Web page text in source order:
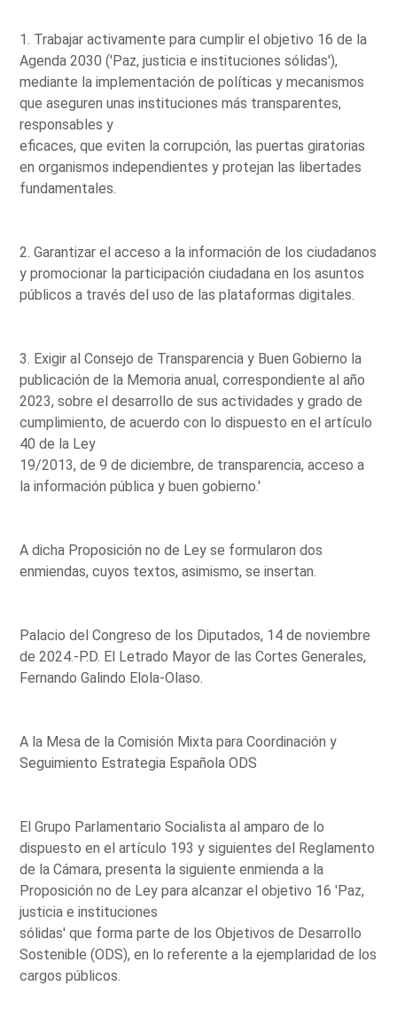
1. Trabajar activamente para cumplir el objetivo 16 de la
Agenda 2030 ('Paz, justicia e instituciones sólidas'),
mediante la implementación de políticas y mecanismos
que aseguren unas instituciones más transparentes,
responsables y
eficaces, que eviten la corrupción, las puertas giratorias
en organismos independientes y protejan las libertades
fundamentales.
2. Garantizar el acceso a la información de los ciudadanos
y promocionar la participación ciudadana en los asuntos
públicos a través del uso de las plataformas digitales.
3. Exigir al Consejo de Transparencia y Buen Gobierno la
publicación de la Memoria anual, correspondiente al año
2023, sobre el desarrollo de sus actividades y grado de
cumplimiento, de acuerdo con lo dispuesto en el artículo
40 de la Ley
19/2013, de 9 de diciembre, de transparencia, acceso a
la información pública y buen gobierno.'
A dicha Proposición no de Ley se formularon dos
enmiendas, cuyos textos, asimismo, se insertan.
Palacio del Congreso de los Diputados, 14 de noviembre
de 2024.-P.D. El Letrado Mayor de las Cortes Generales,
Fernando Galindo Elola-Olaso.
A la Mesa de la Comisión Mixta para Coordinación y
Seguimiento Estrategia Española ODS
El Grupo Parlamentario Socialista al amparo de lo
dispuesto en el artículo 193 y siguientes del Reglamento
de la Cámara, presenta la siguiente enmienda a la
Proposición no de Ley para alcanzar el objetivo 16 'Paz,
justicia e instituciones
sólidas' que forma parte de los Objetivos de Desarrollo
Sostenible (ODS), en lo referente a la ejemplaridad de los
cargos públicos.